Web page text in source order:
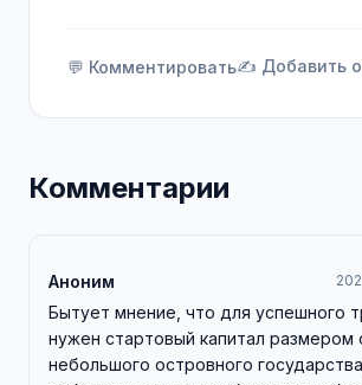
💬 Комментировать✍️ Добавить
Комментарии
Аноним
Бытует мнение, что для успешного
нужен стартовый капитал
небольшого островного